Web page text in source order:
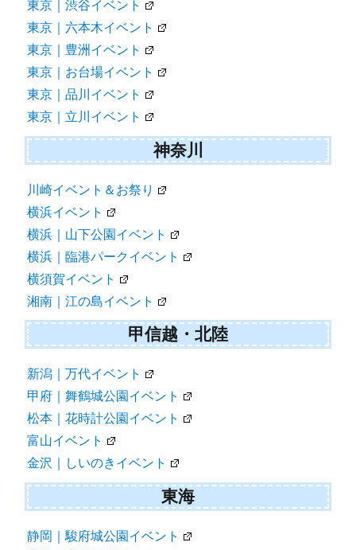
東京｜渋谷イベント
東京｜六本木イベント
東京｜豊洲イベント
東京｜お台場イベント
東京｜品川イベント
東京｜立川イベント
神奈川
川崎イベント＆お祭り
横浜イベント
横浜｜山下公園イベント
横浜｜臨港パークイベント
横須賀イベント
湘南｜江の島イベント
甲信越・北陸
新潟｜万代イベント
甲府｜舞鶴城公園イベント
松本｜花時計公園イベント
富山イベント
金沢｜しいのきイベント
東海
静岡｜駿府城公園イベント